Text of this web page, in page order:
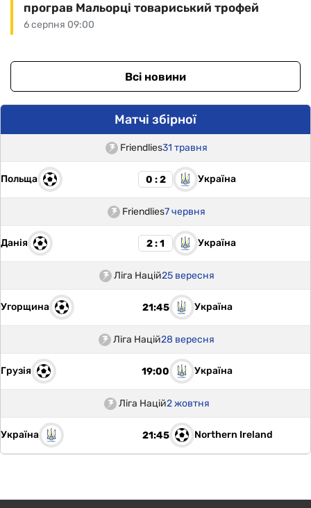
6 серпня 09:00
програв Мальорці товариський трофей
Всі новини
Матчі збірної
Friendlies31 травня
Польща 0 : 2 Україна
Friendlies7 червня
Данія 2 : 1 Україна
Ліга Націй25 вересня
Угорщина 21:45 Україна
Ліга Націй28 вересня
Грузія 19:00 Україна
Ліга Націй2 жовтня
Україна 21:45 Northern Ireland